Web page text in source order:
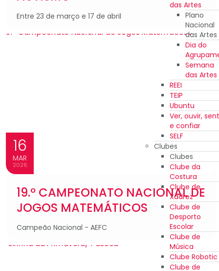
das Artes
Plano
Nacional
das Artes
Dia do
Semana
das Artes
REEI
TEIP
Ubuntu
Ver, ouvir,
e confiar
SELF
Clubes
Clubes
Clube da
Costura
Clube de
Xadrez
Clube de
Desporto
Escolar
Clube de
Música
Clube Robotic
Clube de
Entre 23 de março e 17 de abril
16
MAR
2026
19.º CAMPEONATO NACIONAL DE
JOGOS MATEMÁTICOS
Campeão Nacional - AEFC